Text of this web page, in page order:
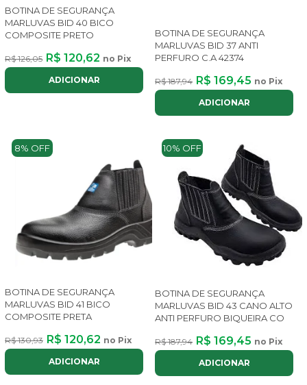
BOTINA DE SEGURANÇA
MARLUVAS BID 40 BICO
COMPOSITE PRETO
R$ 126,05 R$ 120,62 no Pix
ADICIONAR
BOTINA DE SEGURANÇA
MARLUVAS BID 37 ANTI
PERFURO C.A 42374
R$ 187,94 R$ 169,45 no Pix
ADICIONAR
8% OFF
BOTINA DE SEGURANÇA
MARLUVAS BID 41 BICO
COMPOSITE PRETA
R$ 130,93 R$ 120,62 no Pix
ADICIONAR
10% OFF
BOTINA DE SEGURANÇA
MARLUVAS BID 43 CANO ALTO
ANTI PERFURO BIQUEIRA CO
R$ 187,94 R$ 169,45 no Pix
ADICIONAR